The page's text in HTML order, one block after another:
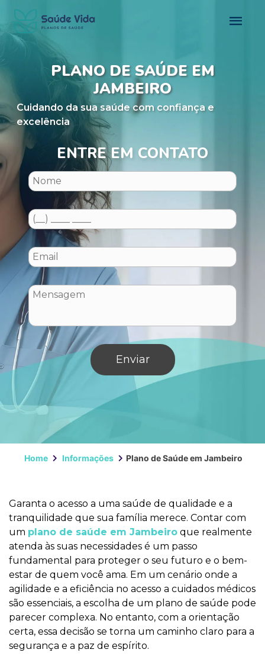
PLANO DE SAÚDE EM
JAMBEIRO
Cuidando da sua saúde com confiança e
excelência
ENTRE EM CONTATO
Home Informações Plano de Saúde em Jambeiro
Garanta o acesso a uma saúde de qualidade e a
tranquilidade que sua família merece. Contar com
um plano de saúde em Jambeiro que realmente
atenda às suas necessidades é um passo
fundamental para proteger o seu futuro e o bem-
estar de quem você ama. Em um cenário onde a
agilidade e a eficiência no acesso a cuidados médicos
são essenciais, a escolha de um plano de saúde pode
parecer complexa. No entanto, com a orientação
certa, essa decisão se torna um caminho claro para a
segurança e a paz de espírito.